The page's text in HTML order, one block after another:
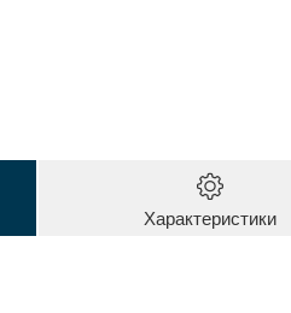
Характеристики